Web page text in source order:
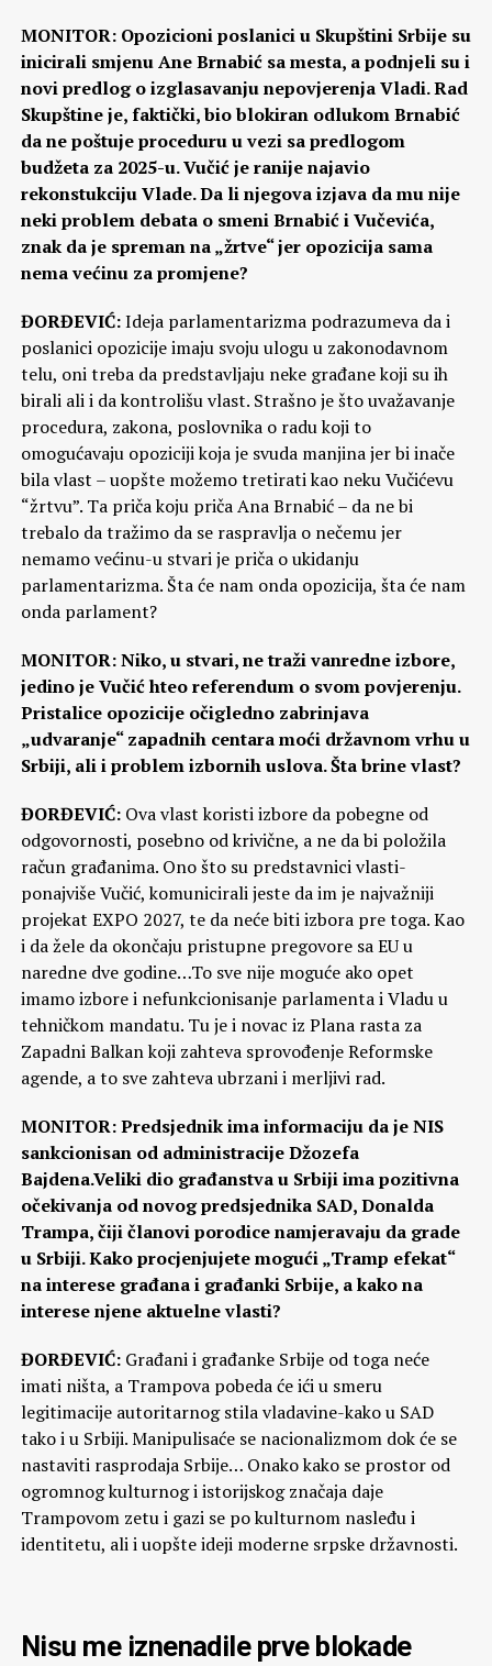
MONITOR: Opozicioni poslanici u Skupštini Srbije su
inicirali smjenu Ane Brnabić sa mesta, a podnjeli su i
novi predlog o izglasavanju nepovjerenja Vladi. Rad
Skupštine je, faktički, bio blokiran odlukom Brnabić
da ne poštuje proceduru u vezi sa predlogom
budžeta za 2025-u. Vučić je ranije najavio
rekonstukciju Vlade. Da li njegova izjava da mu nije
neki problem debata o smeni Brnabić i Vučevića,
znak da je spreman na „žrtve“ jer opozicija sama
nema većinu za promjene?
ĐORĐEVIĆ:Ideja parlamentarizma podrazumeva da i
poslanici opozicije imaju svoju ulogu u zakonodavnom
telu, oni treba da predstavljaju neke građane koji su ih
birali ali i da kontrolišu vlast. Strašno je što uvažavanje
procedura, zakona, poslovnika o radu koji to
omogućavaju opoziciji koja je svuda manjina jer bi inače
bila vlast – uopšte možemo tretirati kao neku Vučićevu
“žrtvu”. Ta priča koju priča Ana Brnabić – da ne bi
trebalo da tražimo da se raspravlja o nečemu jer
nemamo većinu-u stvari je priča o ukidanju
parlamentarizma. Šta će nam onda opozicija, šta će nam
onda parlament?
MONITOR: Niko, u stvari, ne traži vanredne izbore,
jedino je Vučić hteo referendum o svom povjerenju.
Pristalice opozicije očigledno zabrinjava
„udvaranje“ zapadnih centara moći državnom vrhu u
Srbiji, ali i problem izbornih uslova. Šta brine vlast?
ĐORĐEVIĆ:Ova vlast koristi izbore da pobegne od
odgovornosti, posebno od krivične, a ne da bi položila
račun građanima. Ono što su predstavnici vlasti-
ponajviše Vučić, komunicirali jeste da im je najvažniji
projekat EXPO 2027, te da neće biti izbora pre toga. Kao
i da žele da okončaju pristupne pregovore sa EU u
naredne dve godine…To sve nije moguće ako opet
imamo izbore i nefunkcionisanje parlamenta i Vladu u
tehničkom mandatu. Tu je i novac iz Plana rasta za
Zapadni Balkan koji zahteva sprovođenje Reformske
agende, a to sve zahteva ubrzani i merljivi rad.
MONITOR: Predsjednik ima informaciju da je NIS
sankcionisan od administracije Džozefa
Bajdena.Veliki dio građanstva u Srbiji ima pozitivna
očekivanja od novog predsjednika SAD, Donalda
Trampa, čiji članovi porodice namjeravaju da grade
u Srbiji. Kako procjenjujete mogući „Tramp efekat“
na interese građana i građanki Srbije, a kako na
interese njene aktuelne vlasti?
ĐORĐEVIĆ:Građani i građanke Srbije od toga neće
imati ništa, a Trampova pobeda će ići u smeru
legitimacije autoritarnog stila vladavine-kako u SAD
tako i u Srbiji. Manipulisaće se nacionalizmom dok će se
nastaviti rasprodaja Srbije… Onako kako se prostor od
ogromnog kulturnog i istorijskog značaja daje
Trampovom zetu i gazi se po kulturnom nasleđu i
identitetu, ali i uopšte ideji moderne srpske državnosti.
Nisu me iznenadile prve blokade